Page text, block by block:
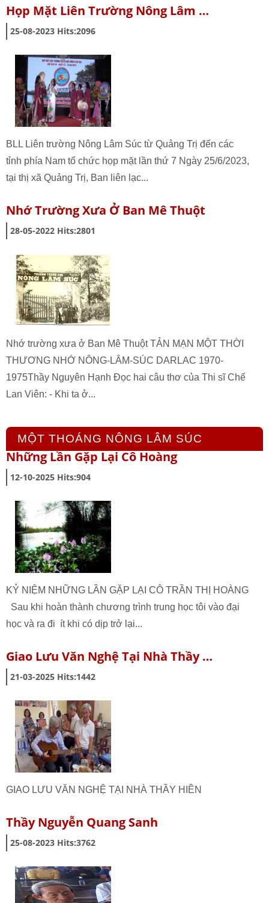
Họp Mặt Liên Trường Nông Lâm …
25-08-2023 Hits:2096
BLL Liên trường Nông Lâm Súc từ Quảng Trị đến các
tỉnh phía Nam tổ chức họp mặt lần thứ 7 Ngày 25/6/2023,
tại thị xã Quảng Trị, Ban liên lạc...
Nhớ Trường Xưa Ở Ban Mê Thuột
28-05-2022 Hits:2801
Nhớ trường xưa ở Ban Mê Thuột TẢN MẠN MỘT THỜI
THƯƠNG NHỚ NÔNG-LÂM-SÚC DARLAC 1970-
1975Thầy Nguyên Hạnh Đọc hai câu thơ của Thi sĩ Chế
Lan Viên: - Khi ta ở...
MỘT THOÁNG NÔNG LÂM SÚC
Những Lần Gặp Lại Cô Hoàng
12-10-2025 Hits:904
KỶ NIỆM NHỮNG LẦN GẶP LẠI CÔ TRẦN THỊ HOÀNG
Sau khi hoàn thành chương trình trung học tôi vào đại
học và ra đi ít khi có dịp trở lại...
Giao Lưu Văn Nghệ Tại Nhà Thầy …
21-03-2025 Hits:1442
GIAO LƯU VĂN NGHỆ TẠI NHÀ THẦY HIỀN
Thầy Nguyễn Quang Sanh
25-08-2023 Hits:3762